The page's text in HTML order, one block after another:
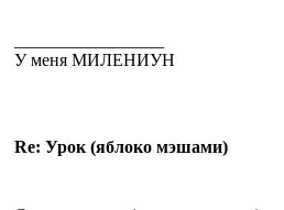
У меня МИЛЕНИУН
Re: Урок (яблоко мэшами)